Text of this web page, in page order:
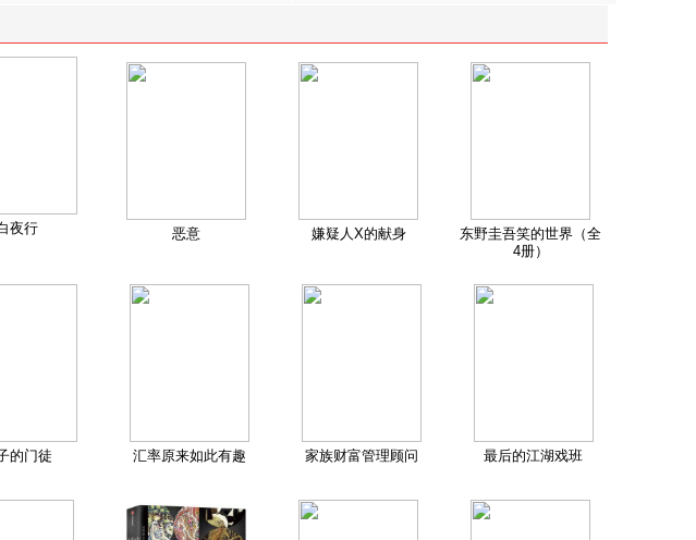
夜行 恶意 嫌疑人X的献身
东野圭吾笑的世界（全
4册）
的门徒 汇率原来如此有趣 家族财富管理顾问 最后的江湖戏班